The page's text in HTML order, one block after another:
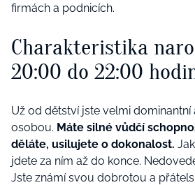
firmách a podnicích.
Charakteristika
20:00 do 22:00
Už od dětství jste velmi dominantní
osobou. Máte silné vůdčí
děláte, usilujete o dokonalost.
jdete za ním až do konce.
Jste známí svou dobrotou a